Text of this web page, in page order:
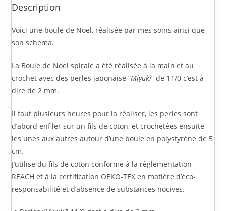
Description
Voici une boule de Noel, réalisée par mes soins ainsi que
son schema.
La Boule de Noel spirale a été réalisée à la main et au
crochet avec des perles japonaise “Miyuki” de 11/0 c’est à
dire de 2 mm.
Il faut plusieurs heures pour la réaliser, les perles sont
d’abord enfiler sur un fils de coton, et crochetées ensuite
les unes aux autres autour d’une boule en polystyrène de 5
cm.
J’utilise du fils de coton conforme à la règlementation
REACH et à la certification OEKO-TEX en matière d’éco-
responsabilité et d’absence de substances nocives.